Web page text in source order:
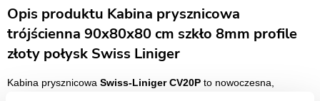
Opis produktu Kabina prysznicowa
trójścienna 90x80x80 cm szkło 8mm profile
złoty połysk Swiss Liniger
Kabina prysznicowa Swiss-Liniger CV20P to nowoczesna,